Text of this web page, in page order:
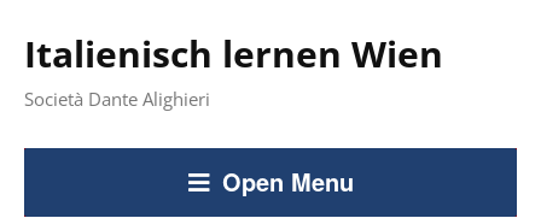
Italienisch lernen Wien
Società Dante Alighieri
Open Menu